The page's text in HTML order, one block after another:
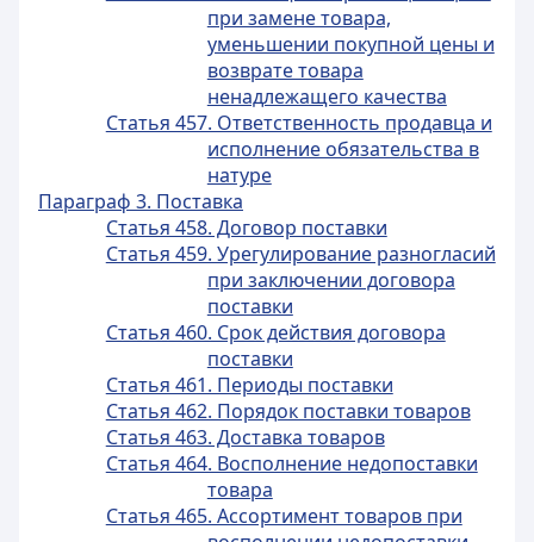
при замене товара,
уменьшении покупной цены и
возврате товара
ненадлежащего качества
Статья 457. Ответственность продавца и
исполнение обязательства в
натуре
Параграф 3. Поставка
Статья 458. Договор поставки
Статья 459. Урегулирование разногласий
при заключении договора
поставки
Статья 460. Срок действия договора
поставки
Статья 461. Периоды поставки
Статья 462. Порядок поставки товаров
Статья 463. Доставка товаров
Статья 464. Восполнение недопоставки
товара
Статья 465. Ассортимент товаров при